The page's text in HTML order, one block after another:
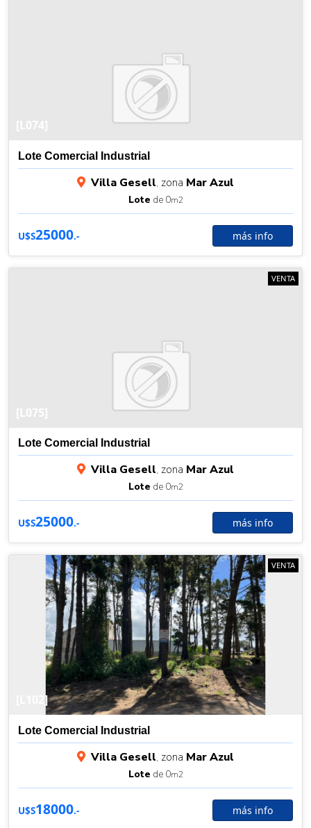
Lote Comercial Industrial
Villa Gesell, zona Mar Azul
Lote de 0m2
U$S25000.- más info
VENTA
Lote Comercial Industrial
Villa Gesell, zona Mar Azul
Lote de 0m2
U$S25000.- más info
[L102]
VENTA
Lote Comercial Industrial
Villa Gesell, zona Mar Azul
Lote de 0m2
U$S18000.- más info